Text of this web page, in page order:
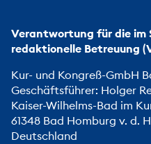
Verantwortung für die im
redaktionelle Betreuung
Kur- und Kongreß-GmbH
Geschäftsführer: Holger
Kaiser-Wilhelms-Bad im
61348 Bad Homburg v. d.
Deutschland